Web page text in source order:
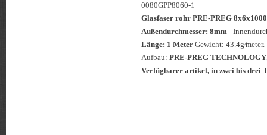
0080GPP8060-1
Glasfaser rohr PRE-PREG
Außendurchmesser: 8mm -
Länge: 1 Meter Gewicht: 43.4g⁄meter.
Aufbau: PRE-PREG TECHNOLOGY
Verfügbarer artikel, in zwei bis drei